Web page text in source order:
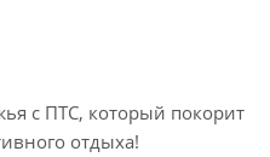
с ПТС, который покорит
отдыха!